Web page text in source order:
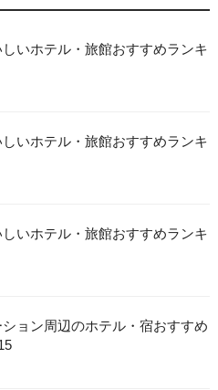
いホテル・旅館おすすめランキ
いホテル・旅館おすすめランキ
いホテル・旅館おすすめランキ
ョン周辺のホテル・宿おすすめ